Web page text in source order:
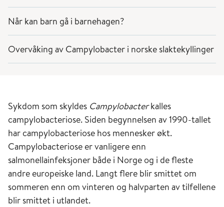
Når kan barn gå i barnehagen?
Overvåking av Campylobacter i norske slaktekyllinger
Sykdom som skyldes Campylobacterkalles
campylobacteriose. Siden begynnelsen av 1990-tallet
har campylobacteriose hos mennesker økt.
Campylobacteriose er vanligere enn
salmonellainfeksjoner både i Norge og i de fleste
andre europeiske land. Langt flere blir smittet om
sommeren enn om vinteren og halvparten av tilfellene
blir smittet i utlandet.